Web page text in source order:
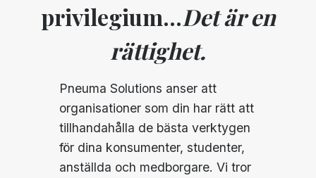
privilegium...Det är en
rättighet.
Pneuma Solutions anser att
organisationer som din har rätt att
tillhandahålla de bästa verktygen
för dina konsumenter, studenter,
anställda och medborgare. Vi tror